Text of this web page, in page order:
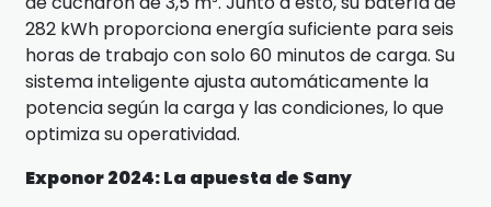
282 kWh proporciona energía suficiente para seis
horas de trabajo con solo 60 minutos de carga. Su
sistema inteligente ajusta automáticamente la
potencia según la carga y las condiciones, lo que
optimiza su operatividad.
Exponor 2024: La apuesta de Sany